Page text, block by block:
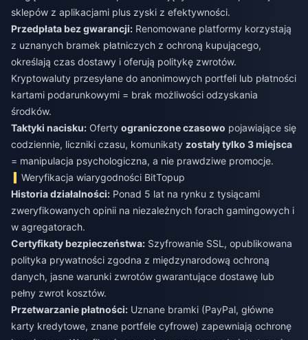
sklepów z aplikacjami plus zyski z efektywności.
Przedpłata bez gwarancji: Renomowane platformy korzystają
z uznanych bramek płatniczych z ochroną kupującego,
określają czas dostawy i oferują politykę zwrotów.
Kryptowaluty przesyłane do anonimowych portfeli lub płatności
kartami podarunkowymi = brak możliwości odzyskania
środków.
Taktyki nacisku: Oferty ograniczone czasowo pojawiające się
codziennie, liczniki czasu, komunikaty zostały tylko 3 miejsca
= manipulacja psychologiczna, a nie prawdziwe promocje.
Weryfikacja wiarygodności BitTopup
Historia działalności: Ponad 5 lat na rynku z tysiącami
zweryfikowanych opinii na niezależnych forach gamingowych i
w agregatorach.
Certyfikaty bezpieczeństwa: Szyfrowanie SSL, opublikowana
polityka prywatności zgodna z międzynarodową ochroną
danych, jasne warunki zwrotów gwarantujące dostawę lub
pełny zwrot kosztów.
Przetwarzanie płatności: Uznane bramki (PayPal, główne
karty kredytowe, znane portfele cyfrowe) zapewniają ochronę